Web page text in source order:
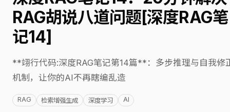
RAG胡说八道问题[深度RAG笔
记14]
**翊行代码:深度RAG笔记第14篇**：多步推理与自我修
机制，让你的AI不再瞎编乱造
RAG 检索增强生成 深度学习 AI